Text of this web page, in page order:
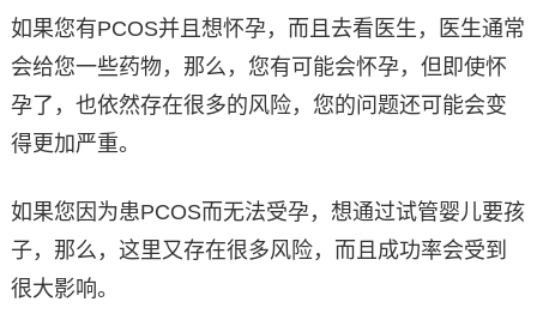
如果您有PCOS并且想怀孕，而且去看医生，医生通常
会给您一些药物，那么，您有可能会怀孕，但即使怀
孕了，也依然存在很多的风险，您的问题还可能会变
得更加严重。
如果您因为患PCOS而无法受孕，想通过试管婴儿要孩
子，那么，这里又存在很多风险，而且成功率会受到
很大影响。